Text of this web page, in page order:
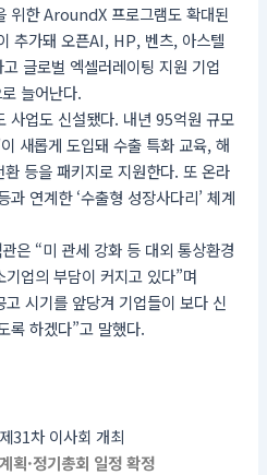
위한 AroundX 프로그램도 확대된
추가돼 오픈AI, HP, 벤츠, 아스텔
글로벌 엑셀러레이팅 지원 기업
늘어난다.
사업도 신설됐다. 내년 95억원 규모
새롭게 도입돼 수출 특화 교육, 해
등을 패키지로 지원한다. 또 온라
과 연계한 ‘수출형 성장사다리’ 체계
은 “미 관세 강화 등 대외 통상환경
업의 부담이 커지고 있다”며
시기를 앞당겨 기업들이 보다 신
록 하겠다”고 말했다.
31차 이사회 개최
획·정기총회 일정 확정